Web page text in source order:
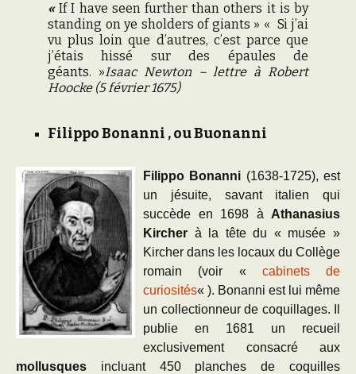
«If I have seen further than others it is by
standing on ye sholders of giants » « Si j’ai
vu plus loin que d’autres, c’est parce que
j’étais hissé sur des épaules de
géants. »Isaac Newton – lettre à Robert
Hoocke (5 février 1675)
Filippo Bonanni , ouBuonanni
Filippo Bonanni (1638-1725), est
un jésuite, savant italien qui
succède en 1698 à Athanasius
Kircher à la tête du « musée »
Kircher dans les locaux du Collège
romain (voir « cabinets de
curiosités« ). Bonanni est lui même
un collectionneur de coquillages. Il
publie en 1681 un recueil
exclusivement consacré aux
mollusques incluant 450 planches de coquilles